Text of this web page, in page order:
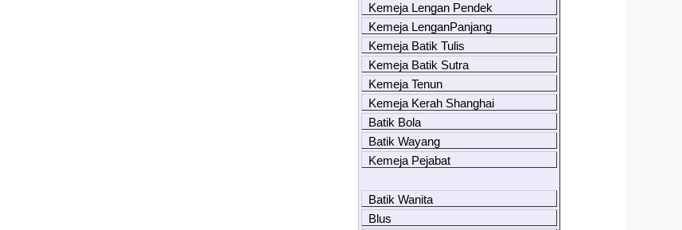
Kemeja Lengan Pendek
Kemeja LenganPanjang
Kemeja Batik Tulis
Kemeja Batik Sutra
Kemeja Tenun
Kemeja Kerah Shanghai
Batik Bola
Batik Wayang
Kemeja Pejabat
Batik Wanita
Blus